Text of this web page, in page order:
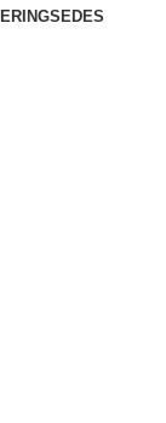
SEDES